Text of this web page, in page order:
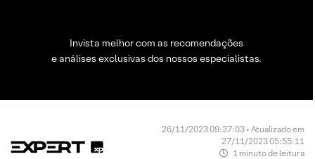
Invista melhor com as recomendações
e análises exclusivas dos nossos especialistas.
26/11/2023 09:37:03 • Atualizado em
27/11/2023 05:55:11
1 minuto de leitura